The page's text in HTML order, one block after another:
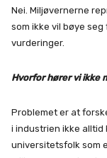
Nei. Miljøvernerne
som ikke vil bøye
vurderinger.
Hvorfor hører vi ikke
Problemet er at
i industrien ikke alltid
universitetsfolk som